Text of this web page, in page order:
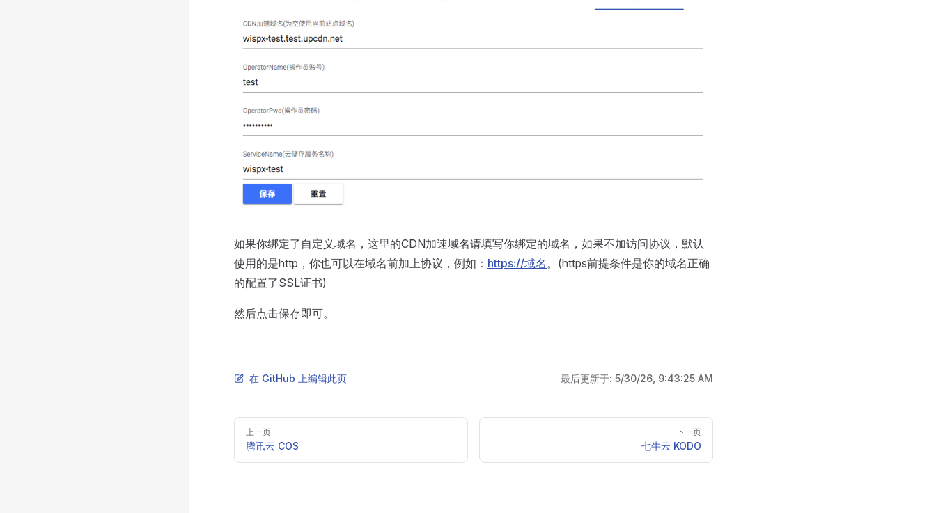
如果你绑定了自定义域名，这里的CDN加速域名请填写你绑定的域名，如果不加访问协议，默认
使用的是http，你也可以在域名前加上协议，例如： https://域名 。(https前提条件是你的域名正确
的配置了SSL证书)
然后点击保存即可。
在 GitHub 上编辑此页 最后更新于: 5/30/26, 9:43:25 AM
Pager上一页
腾讯云 COS
下一页
七牛云 KODO